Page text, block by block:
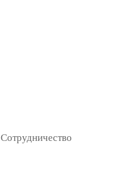
Сотрудничество